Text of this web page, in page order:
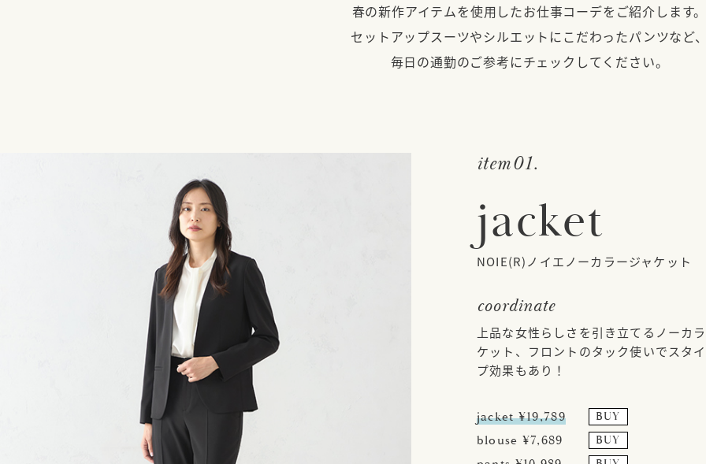
春の新作アイテムを使用したお仕事コーデをご紹介します
セットアップスーツやシルエットにこだわったパンツなど
毎日の通勤のご参考にチェックしてください。
item01.
jacket
NOIE(R)ノイエノーカラージャケット
coordinate
上品な女性らしさを引き立てるノーカ
ケット、フロントのタック使いでスタ
プ効果もあり！
jacket ¥19,789 BUY
blouse ¥7,689 BUY